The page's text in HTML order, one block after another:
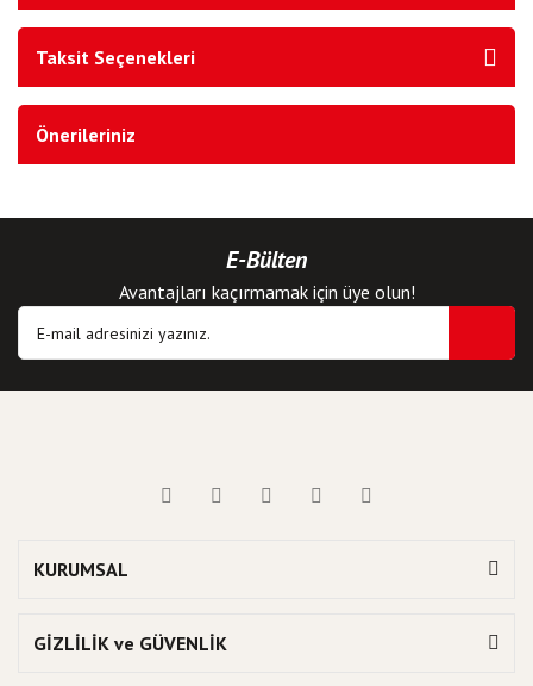
Taksit Seçenekleri
Önerileriniz
E-Bülten
Avantajları kaçırmamak için üye olun!
KURUMSAL
GİZLİLİK ve GÜVENLİK